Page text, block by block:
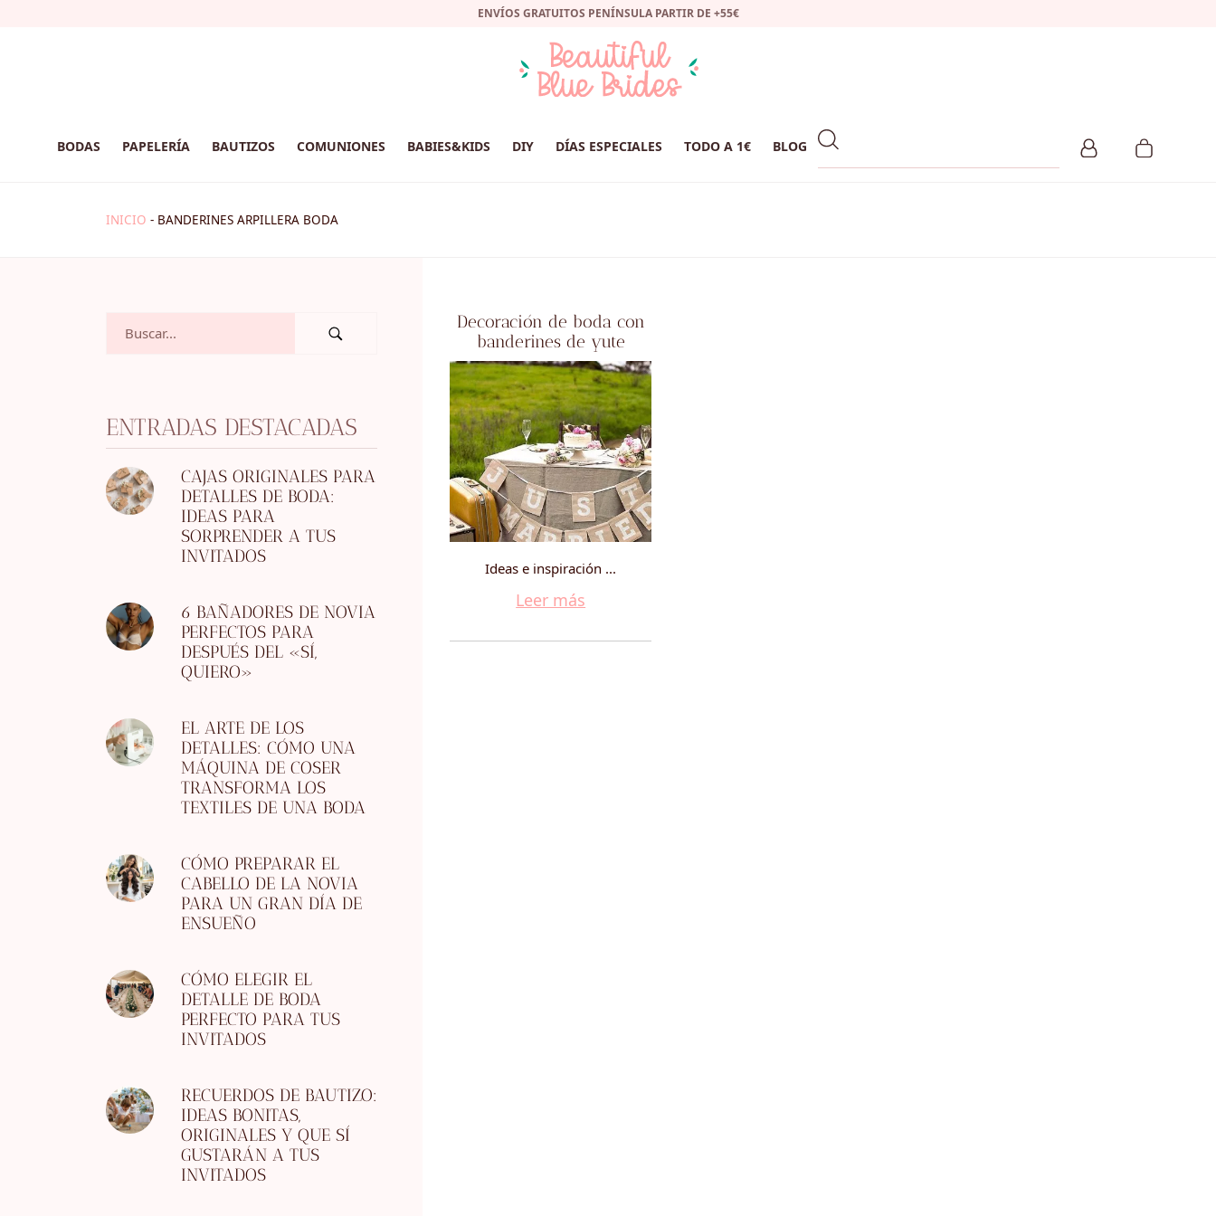
ENVÍOS GRATUITOS PENÍNSULA PARTIR DE +55€
BODAS PAPELERÍA BAUTIZOS COMUNIONES BABIES&KIDS DIY DÍAS ESPECIALES TODO A 1€ BLOG
INICIO - BANDERINES ARPILLERA BODA
Decoración de boda con
banderines de yute
Ideas e inspiración ...
Leer más
ENTRADAS DESTACADAS
CAJAS ORIGINALES PARA
DETALLES DE BODA:
IDEAS PARA
SORPRENDER A TUS
INVITADOS
6 BAÑADORES DE NOVIA
PERFECTOS PARA
DESPUÉS DEL «SÍ,
QUIERO»
EL ARTE DE LOS
DETALLES: CÓMO UNA
MÁQUINA DE COSER
TRANSFORMA LOS
TEXTILES DE UNA BODA
CÓMO PREPARAR EL
CABELLO DE LA NOVIA
PARA UN GRAN DÍA DE
ENSUEÑO
CÓMO ELEGIR EL
DETALLE DE BODA
PERFECTO PARA TUS
INVITADOS
RECUERDOS DE BAUTIZO:
IDEAS BONITAS,
ORIGINALES Y QUE SÍ
GUSTARÁN A TUS
INVITADOS